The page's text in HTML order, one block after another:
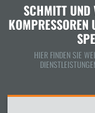
SCHMITT
HIER FINDEN SIE